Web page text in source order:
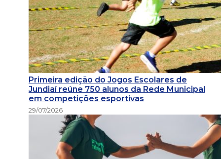
Primeira edição do Jogos Escolares de
Jundiaí reúne 750 alunos da Rede Municipal
em competições esportivas
29/07/2026